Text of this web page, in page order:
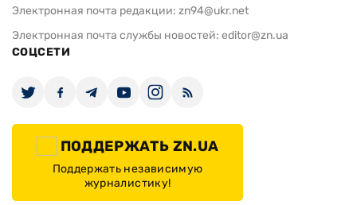
Электронная почта редакции: zn94@ukr.net
Электронная почта службы новостей: editor@zn.ua
СОЦСЕТИ
ПОДДЕРЖАТЬ ZN.UA
Поддержать независимую
журналистику!